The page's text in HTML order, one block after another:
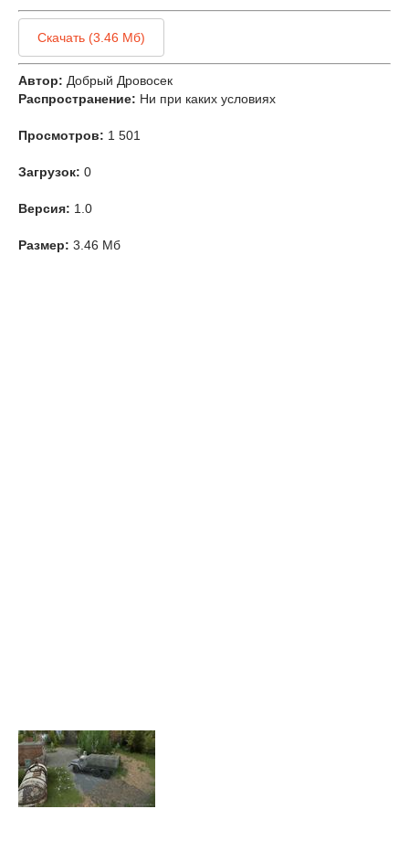
Скачать (3.46 Мб)
Автор: Добрый Дровосек
Распространение: Ни при каких условиях
Просмотров: 1 501
Загрузок: 0
Версия: 1.0
Размер: 3.46 Мб